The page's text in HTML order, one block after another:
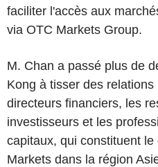
faciliter l'accès aux
via OTC Markets Group.
M. Chan a passé plus de
Kong à tisser des
directeurs financiers, les
investisseurs et les
capitaux, qui constituent
Markets dans la région